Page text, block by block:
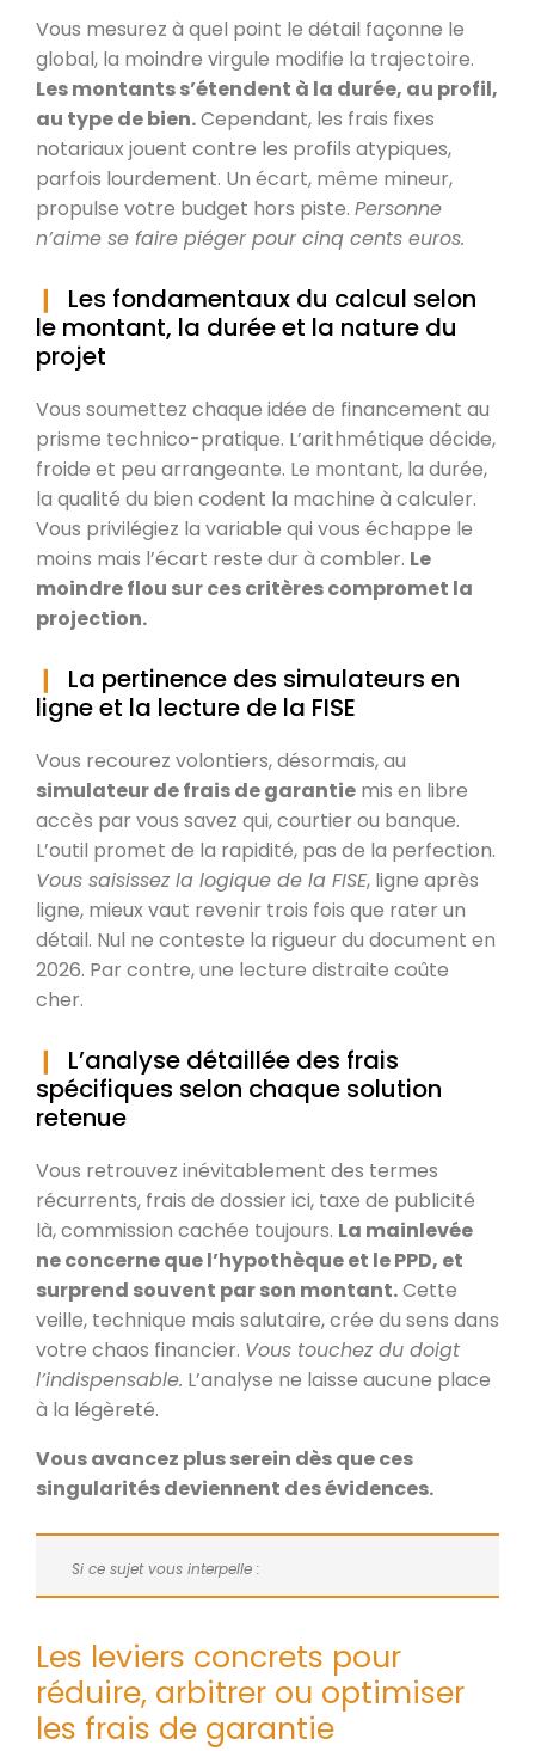
Vous mesurez à quel point le détail façonne le
global, la moindre virgule modifie la trajectoire.
Les montants s’étendent à la durée, au profil,
au type de bien.Cependant, les frais fixes
notariaux jouent contre les profils atypiques,
parfois lourdement. Un écart, même mineur,
propulse votre budget hors piste. Personne
n’aime se faire piéger pour cinq cents euros.
Les fondamentaux du calcul selon
le montant, la durée et la nature du
projet
Vous soumettez chaque idée de financement au
prisme technico-pratique. L’arithmétique décide,
froide et peu arrangeante. Le montant, la durée,
la qualité du bien codent la machine à calculer.
Vous privilégiez la variable qui vous échappe le
moins mais l’écart reste dur à combler. Le
moindre flou sur ces critères compromet la
projection.
La pertinence des simulateurs en
ligne et la lecture de la FISE
Vous recourez volontiers, désormais, au
simulateur de frais de garantie mis en libre
accès par vous savez qui, courtier ou banque.
L’outil promet de la rapidité, pas de la perfection.
Vous saisissez la logique de la FISE, ligne après
ligne, mieux vaut revenir trois fois que rater un
détail. Nul ne conteste la rigueur du document en
2026. Par contre, une lecture distraite coûte
cher.
L’analyse détaillée des frais
spécifiques selon chaque solution
retenue
Vous retrouvez inévitablement des termes
récurrents, frais de dossier ici, taxe de publicité
là, commission cachée toujours. La mainlevée
ne concerne que l’hypothèque et le PPD, et
surprend souvent par son montant.Cette
veille, technique mais salutaire, crée du sens dans
votre chaos financier. Vous touchez du doigt
l’indispensable. L’analyse ne laisse aucune place
à la légèreté.
Vous avancez plus serein dès que ces
singularités deviennent des évidences.
Si ce sujet vous interpelle :
Les leviers concrets pour
réduire, arbitrer ou optimiser
les frais de garantie